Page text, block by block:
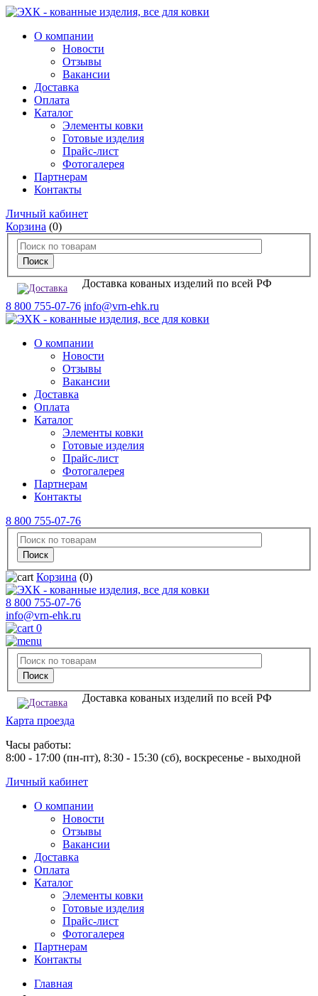
О компании
Новости
Отзывы
Вакансии
Доставка
Оплата
Каталог
Элементы ковки
Готовые изделия
Прайс-лист
Фотогалерея
Партнерам
Контакты
Личный кабинет
Корзина (0)
Доставка кованых изделий по всей РФ
8 800 755-07-76 info@vrn-ehk.ru
О компании
Новости
Отзывы
Вакансии
Доставка
Оплата
Каталог
Элементы ковки
Готовые изделия
Прайс-лист
Фотогалерея
Партнерам
Контакты
8 800 755-07-76
Корзина (0)
8 800 755-07-76
info@vrn-ehk.ru
0
Доставка кованых изделий по всей РФ
Карта проезда
Часы работы:
8:00 - 17:00 (пн-пт), 8:30 - 15:30 (сб), воскресенье - выходной
Личный кабинет
О компании
Новости
Отзывы
Вакансии
Доставка
Оплата
Каталог
Элементы ковки
Готовые изделия
Прайс-лист
Фотогалерея
Партнерам
Контакты
Главная